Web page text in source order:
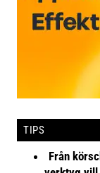
TIPS
Från